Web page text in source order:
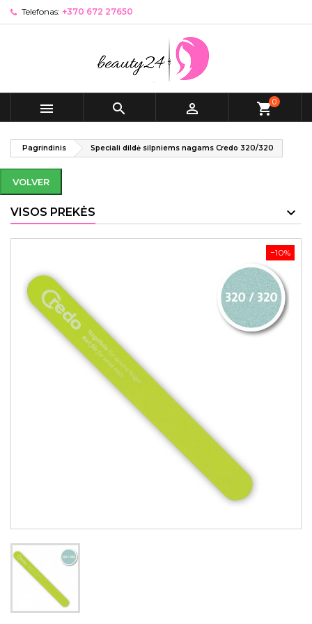
Telefonas: +370 672 27650
   shopping_cart0
Pagrindinis Speciali dildė silpniems nagams Credo 320/320
VOLVER
VISOS PREKĖS
−10%